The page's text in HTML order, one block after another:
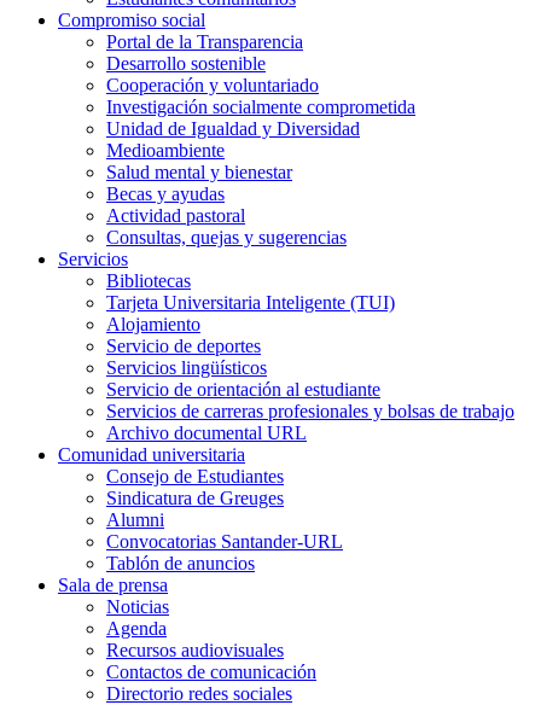
Compromiso social
Portal de la Transparencia
Desarrollo sostenible
Cooperación y voluntariado
Investigación socialmente comprometida
Unidad de Igualdad y Diversidad
Medioambiente
Salud mental y bienestar
Becas y ayudas
Actividad pastoral
Consultas, quejas y sugerencias
Servicios
Bibliotecas
Tarjeta Universitaria Inteligente (TUI)
Alojamiento
Servicio de deportes
Servicios lingüísticos
Servicio de orientación al estudiante
Servicios de carreras profesionales y bolsas de trabajo
Archivo documental URL
Comunidad universitaria
Consejo de Estudiantes
Sindicatura de Greuges
Alumni
Convocatorias Santander-URL
Tablón de anuncios
Sala de prensa
Noticias
Agenda
Recursos audiovisuales
Contactos de comunicación
Directorio redes sociales